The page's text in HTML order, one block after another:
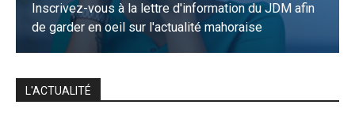
Inscrivez-vous à la lettre d'information du JDM afin
de garder en oeil sur l'actualité mahoraise
JE M'INSCRIS
L'ACTUALITÉ